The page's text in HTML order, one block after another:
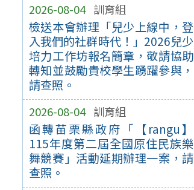
2026-08-04 訓育組
檢送本會辦理「兒少上線中，登
入我們的社群時代！」2026兒少
培力工作坊報名簡章，敬請協助
轉知並鼓勵貴校學生踴躍參與，
請查照。
2026-08-04 訓育組
函轉苗栗縣政府「【rangu】
115年度第二屆全國原住民族樂
舞競賽」活動延期辦理一案，請
查照。